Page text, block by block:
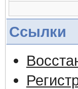
Ссылки